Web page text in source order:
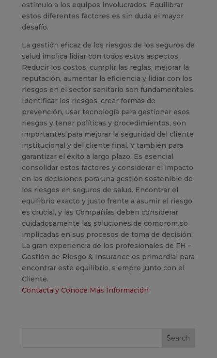
estímulo a los equipos involucrados. Equilibrar
estos diferentes factores es sin duda el mayor
desafío.
La gestión eficaz de los riesgos de los seguros de
salud implica lidiar con todos estos aspectos.
Reducir los costos, cumplir las reglas, mejorar la
reputación, aumentar la eficiencia y lidiar con los
riesgos en el sector sanitario son fundamentales.
Identificar los riesgos, crear formas de
prevención, usar tecnología para gestionar esos
riesgos y tener políticas y procedimientos, son
importantes para mejorar la seguridad del cliente
institucional y del cliente final. Y también para
garantizar el éxito a largo plazo. Es esencial
consolidar estos factores y considerar el impacto
en las decisiones para una gestión sostenible de
los riesgos en seguros de salud. Encontrar el
equilibrio exacto y justo frente a asumir el riesgo
es crucial, y las Compañías deben considerar
cuidadosamente las soluciones de compromiso
implicadas en sus procesos de toma de decisión.
La gran experiencia de los profesionales de FH –
Gestión de Riesgo & Insurance es primordial para
encontrar este equilibrio, siempre junto con el
Cliente.
Contacta y Conoce Más Información
Search